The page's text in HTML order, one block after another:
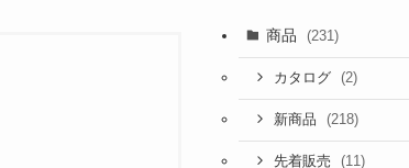
商品 (231)
カタログ (2)
新商品 (218)
先着販売 (11)